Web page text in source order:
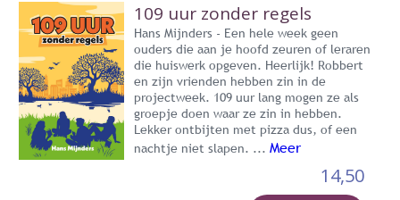
109 uur zonder regels
Hans Mijnders - Een hele week geen
ouders die aan je hoofd zeuren of leraren
die huiswerk opgeven. Heerlijk! Robbert
en zijn vrienden hebben zin in de
projectweek. 109 uur lang mogen ze als
groepje doen waar ze zin in hebben.
Lekker ontbijten met pizza dus, of een
nachtje niet slapen. ... Meer
14,50